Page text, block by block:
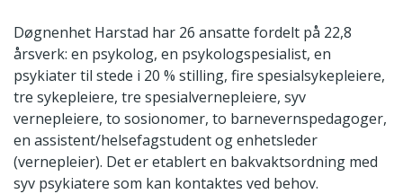
Døgnenhet Harstad har 26 ansatte fordelt på 22,8
årsverk: en psykolog, en psykologspesialist, en
psykiater til stede i 20 % stilling, fire spesialsykepleiere,
tre sykepleiere, tre spesialvernepleiere, syv
vernepleiere, to sosionomer, to barnevernspedagoger,
en assistent/helsefagstudent og enhetsleder
(vernepleier). Det er etablert en bakvaktsordning med
syv psykiatere som kan kontaktes ved behov.